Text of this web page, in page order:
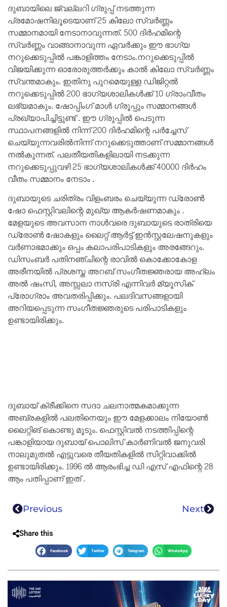
ദുബായിലെ ജ്വല്ലറി ഗ്രുപ്പ് നടത്തുന്ന
പ്രമോഷനിലൂടെയാണ് 25 കിലോ സ്വർണ്ണം
സമ്മാനമായി നേടാനാവുന്നത്. 500 ദിർഹമിന്റെ
സ്വർണ്ണം വാങ്ങാനാവുന്ന ഏവർക്കും ഈ ഭാഗ്യ
നറുക്കെടുപ്പിൽ പങ്കാളിത്തം നേടാം.നറുക്കെടുപ്പിൽ
വിജയിക്കുന്ന ഓരോരുത്തർക്കും കാൽ കിലോ സ്വർണ്ണം
സ്വന്തമാകും. ഇതിനു പുറമെയുള്ള ഡിജിറ്റൽ
നറുക്കെടുപ്പിൽ 200 ഭാഗ്യശാലികൾക്ക് 10 ഗ്രാംവീതം
ലഭ്യമാകും. ഷോപ്പിംഗ് മാൾ ഗ്രൂപ്പും സമ്മാനങ്ങൾ
പ്രഖ്യാപിച്ചിട്ടുണ്ട് . ഈ ഗ്രുപ്പിൽ പെടുന്ന
സ്ഥാപനങ്ങളിൽ നിന്ന് 200 ദിർഹമിന്റെ പർച്ചേസ്‌
ചെയ്യുന്നവരിൽനിന്ന് നറുക്കെടുത്താണ് സമ്മാനങ്ങൾ
നൽകുന്നത്. പലതീയതികളിലായി നടക്കുന്ന
നറുക്കെടുപ്പുവഴി 25 ഭാഗ്യശാലികൾക്ക് 40000 ദിർഹം
വീതം സമ്മാനം നേടാം .
ദുബായുടെ ചരിത്രം വിളംബരം ചെയ്യുന്ന ഡ്രോൺ
ഷോ ഫെസ്റ്റിവലിന്റെ മുഖ്യ ആകർഷണമാകും .
മേളയുടെ അവസാന നാൾവരെ ദുബായുടെ രാത്രിയെ
ഡ്രോൺ ഷോകളും ലൈറ്റ്‌ ആർട്ട് ഇൻസ്റ്റലേഷനുകളും
വർണാഭമാക്കും ഒപ്പം കലാപരിപാടികളും അരങ്ങേറും.
ഡിസംബർ പതിനഞ്ചിന്റെ രാവിൽ കൊക്കോകോള
അരീനയിൽ പ്രശസ്ത അറബ് സംഗീതജ്ഞരായ അഹ്‌ലം
അൽ ഷംസി, അസ്സലാ നസ്രി എന്നിവർ മ്യൂസിക്
പ്രോഗ്രാം അവതരിപ്പിക്കും. പലദിവസങ്ങളായി
അറിയപ്പെടുന്ന സംഗീതജ്ഞരുടെ പരിപാടികളും
ഉണ്ടായിരിക്കും.
ദുബായ് ക്രീക്കിനെ സദാ ചലനാത്മകമാക്കുന്ന
അബ്രകളിൽ പലതിനെയും ഈ മേളക്കാലം നിയോൺ
ലൈറ്റിങ് കൊണ്ടു മൂടും. ഫെസ്റ്റിവൽ നടത്തിപ്പിന്റെ
പങ്കാളിയായ ദുബായ് പൊലിസ്‌ കാർണിവൽ ജനുവരി
നാലുമുതൽ എട്ടുവരെ തീയതികളിൽ സിറ്റിവാക്കിൽ
ഉണ്ടായിരിക്കും. 1996 ല്‍ ആരംഭിച്ച ഡി എസ്‌ എഫിന്റെ 28
ആം പതിപ്പാണ് ഇത് .
Previous Next
Share this
Facebook Twitter Telegram WhatsApp